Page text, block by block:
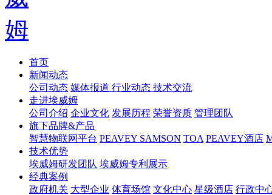
首页
新闻动态
公司动态 媒体报道 行业动态 技术交流
走进埃威姆
公司介绍 企业文化 发展历程 荣誉资质 管理团队
旗下品牌&产品
智慧物联网平台 PEAVEY SAMSON TOA PEAVEY酒店
技术优势
埃威姆研发团队 埃威姆专利展示
经典案例
政府机关 大型企业 体育场馆 文化中心 星级酒店 行政中